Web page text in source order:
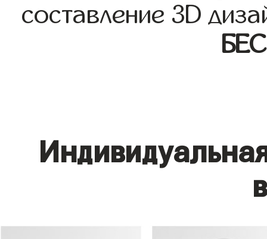
составление 3D